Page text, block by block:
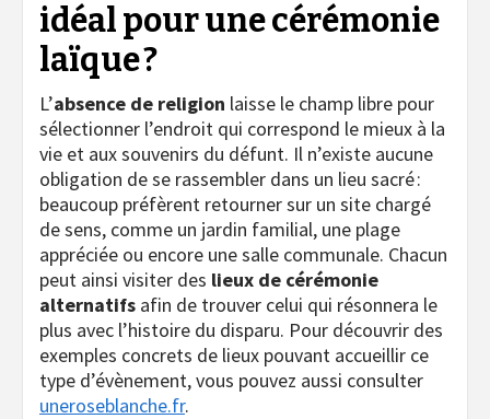
idéal pour une cérémonie
laïque ?
L’absence de religion laisse le champ libre pour
sélectionner l’endroit qui correspond le mieux à la
vie et aux souvenirs du défunt. Il n’existe aucune
obligation de se rassembler dans un lieu sacré :
beaucoup préfèrent retourner sur un site chargé
de sens, comme un jardin familial, une plage
appréciée ou encore une salle communale. Chacun
peut ainsi visiter des lieux de cérémonie
alternatifs afin de trouver celui qui résonnera le
plus avec l’histoire du disparu. Pour découvrir des
exemples concrets de lieux pouvant accueillir ce
type d’évènement, vous pouvez aussi consulter
uneroseblanche.fr.